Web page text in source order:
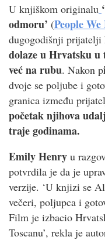
U knjiškom originalu
odmoru’ (People
dugogodišnji prijatelji
dolaze u Hrvatsku u
već na rubu. Nakon p
dvoje se poljube i
granica između
početak njihova
traje godinama.
Emily Henry u
potvrdila je da je
verzije. ‘U knjizi se
večeri, poljupca i
Film je izbacio
Toscanu’, rekla je